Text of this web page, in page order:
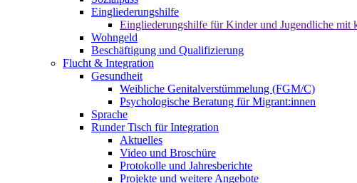
Eingliederungshilfe
Eingliederungshilfe für Kinder und Jugendliche mit
Wohngeld
Beschäftigung und Qualifizierung
Flucht & Integration
Gesundheit
Weibliche Genitalverstümmelung (FGM/C)
Psychologische Beratung für Migrant:innen
Sprache
Runder Tisch für Integration
Aktuelles
Video und Broschüre
Protokolle und Jahresberichte
Projekte und weitere Angebote